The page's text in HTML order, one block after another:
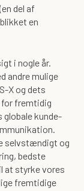
del af
en
i nogle år.
andre mulige
X og dets
for fremtidig
kunde-
selvstændigt og
bedste
at styrke vores
fremtidige